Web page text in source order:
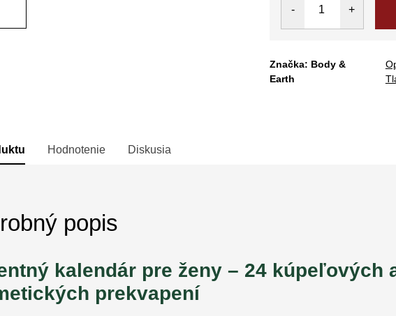
Značka: Body &
Earth
Hodnotenie Diskusia
popis
kalendár pre ženy – 24 kúpeľových
prekvapení